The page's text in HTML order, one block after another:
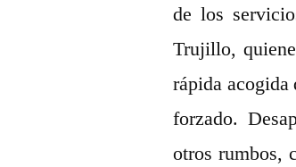
de los
Trujillo,
rápida
forzado.
otros rumbos,